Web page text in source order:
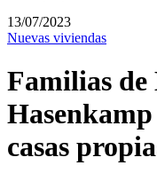
13/07/2023
Nuevas viviendas
Familias
casas